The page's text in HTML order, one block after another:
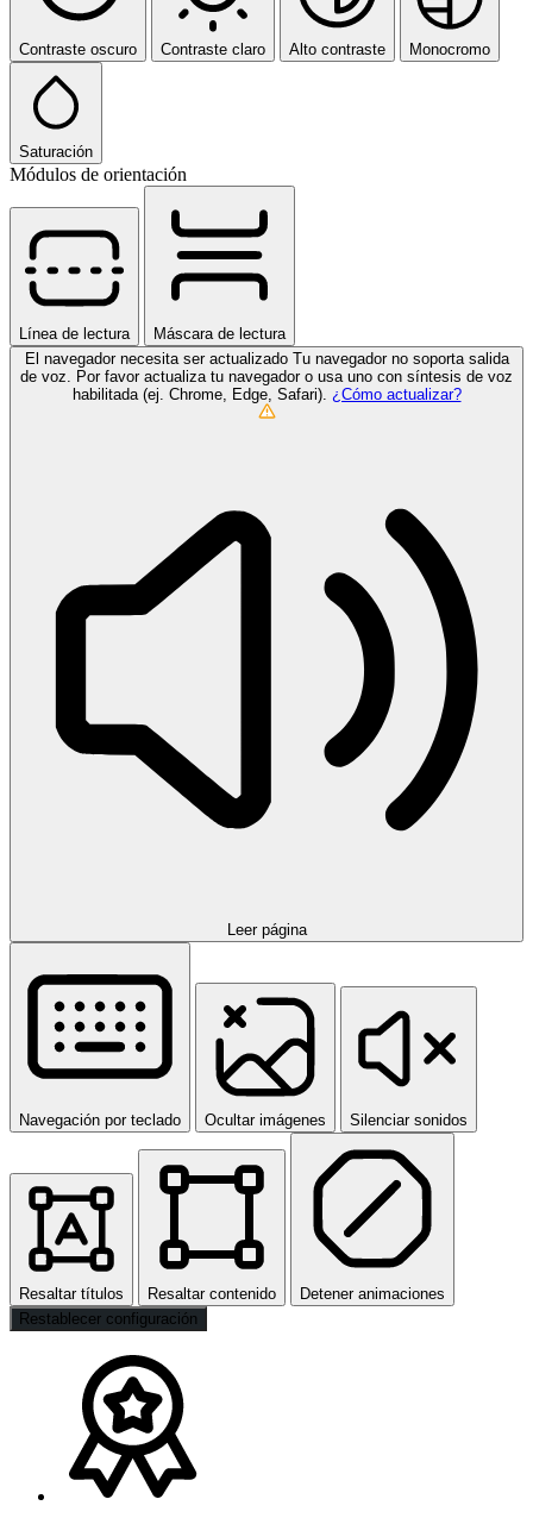
Contraste oscuro Contraste claro Alto contraste Monocromo
Saturación
Módulos de orientación
Línea de lectura
Máscara de lectura
El navegador necesita ser actualizado Tu navegador no soporta salida
de voz. Por favor actualiza tu navegador o usa uno con síntesis de voz
habilitada (ej. Chrome, Edge, Safari). ¿Cómo actualizar?
Leer página
Navegación por teclado Ocultar imágenes Silenciar sonidos
Resaltar títulos Resaltar contenido
Detener animaciones
Restablecer configuración